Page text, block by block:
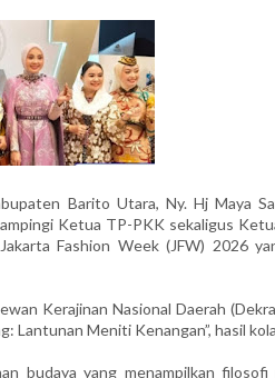
Barito Utara, Ny. Hj Maya
Ketua TP-PKK sekaligus
Fashion Week (JFW) 2026
Kerajinan Nasional Daerah
Lantunan Meniti Kenangan”, hasil
budaya yang menampilkan